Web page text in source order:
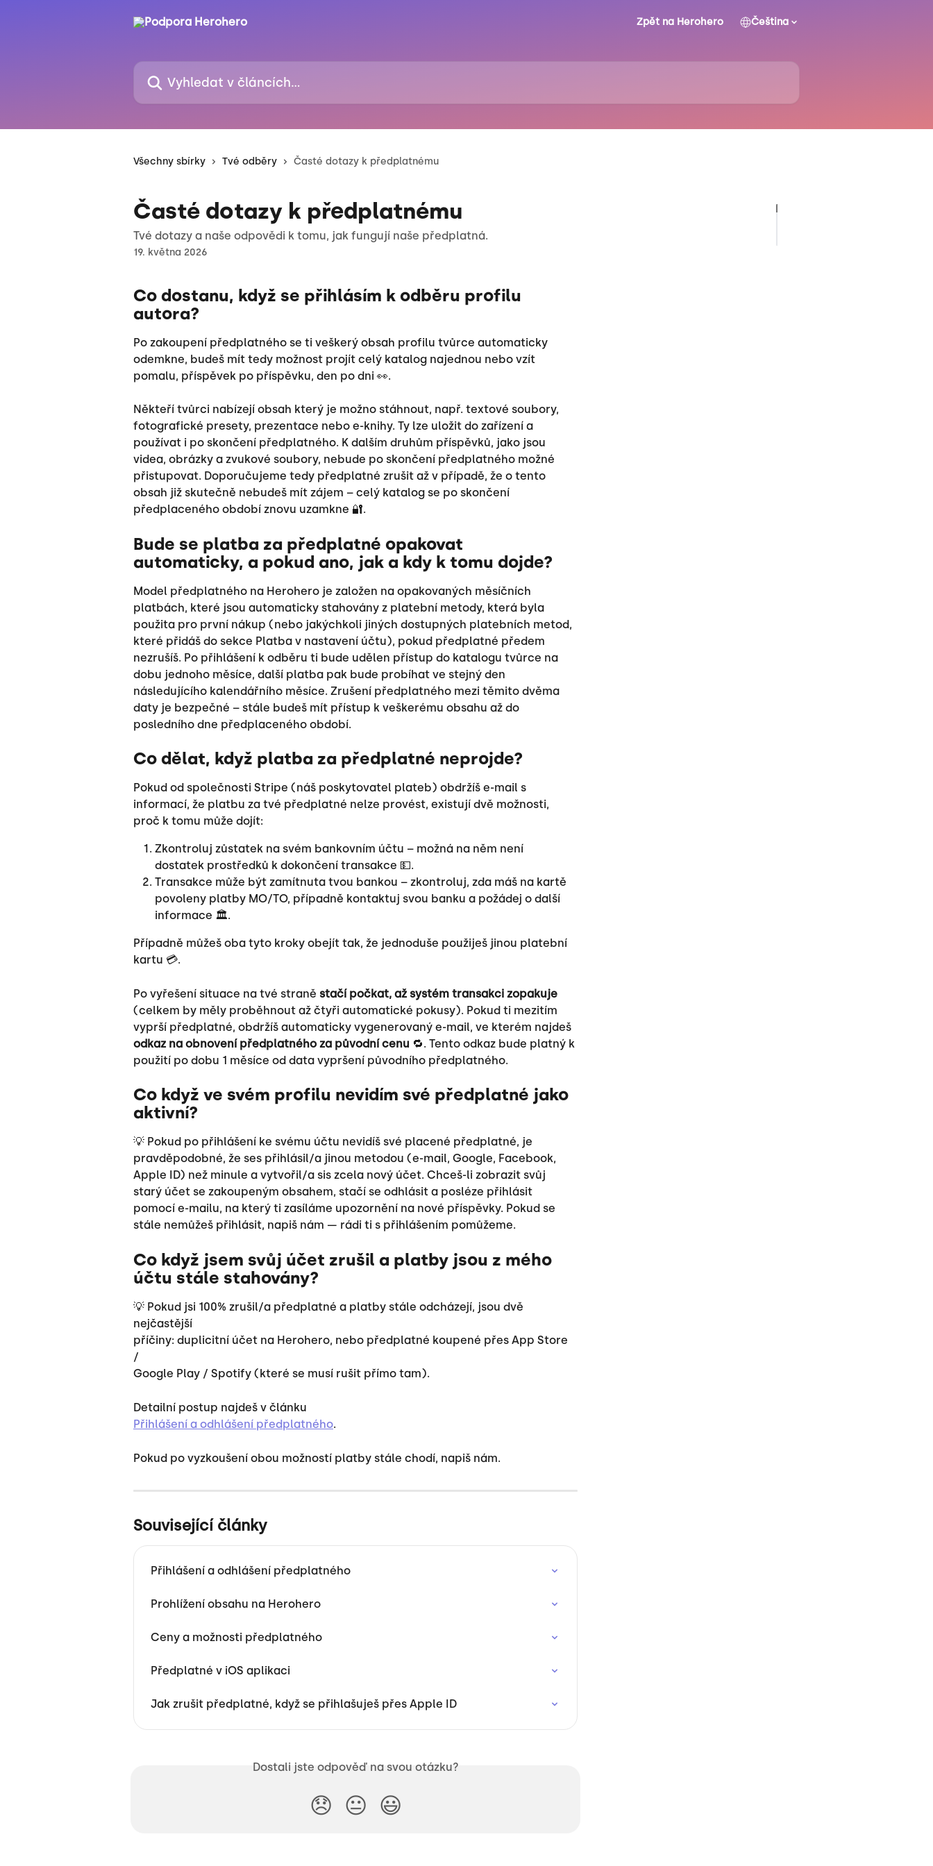
Zpět na Herohero Čeština
Vyhledat v článcích…
Všechny sbírky Tvé odběry Časté dotazy k předplatnému
Časté dotazy k předplatnému
Tvé dotazy a naše odpovědi k tomu, jak fungují naše předplatná.
19. května 2026
Co dostanu, když se přihlásím k odběru profilu
autora?
Po zakoupení předplatného se ti veškerý obsah profilu tvůrce automaticky
odemkne, budeš mít tedy možnost projít celý katalog najednou nebo vzít
pomalu, příspěvek po příspěvku, den po dni 👀.
Někteří tvůrci nabízejí obsah který je možno stáhnout, např. textové soubory,
fotografické presety, prezentace nebo e-knihy. Ty lze uložit do zařízení a
používat i po skončení předplatného. K dalším druhům příspěvků, jako jsou
videa, obrázky a zvukové soubory, nebude po skončení předplatného možné
přistupovat. Doporučujeme tedy předplatné zrušit až v případě, že o tento
obsah již skutečně nebudeš mít zájem – celý katalog se po skončení
předplaceného období znovu uzamkne 🔐.
Bude se platba za předplatné opakovat
automaticky, a pokud ano, jak a kdy k tomu dojde?
Model předplatného na Herohero je založen na opakovaných měsíčních
platbách, které jsou automaticky stahovány z platební metody, která byla
použita pro první nákup (nebo jakýchkoli jiných dostupných platebních metod,
které přidáš do sekce Platba v nastavení účtu), pokud předplatné předem
nezrušíš. Po přihlášení k odběru ti bude udělen přístup do katalogu tvůrce na
dobu jednoho měsíce, další platba pak bude probíhat ve stejný den
následujícího kalendářního měsíce. Zrušení předplatného mezi těmito dvěma
daty je bezpečné – stále budeš mít přístup k veškerému obsahu až do
posledního dne předplaceného období.
Co dělat, když platba za předplatné neprojde?
Pokud od společnosti Stripe (náš poskytovatel plateb) obdržíš e-mail s
informací, že platbu za tvé předplatné nelze provést, existují dvě možnosti,
proč k tomu může dojít:
Zkontroluj zůstatek na svém bankovním účtu – možná na něm není
dostatek prostředků k dokončení transakce 💵.
Transakce může být zamítnuta tvou bankou – zkontroluj, zda máš na kartě
povoleny platby MO/TO, případně kontaktuj svou banku a požádej o další
informace 🏛.
Případně můžeš oba tyto kroky obejít tak, že jednoduše použiješ jinou platební
kartu 💳.
Po vyřešení situace na tvé straně stačí počkat, až systém transakci zopakuje
(celkem by měly proběhnout až čtyři automatické pokusy). Pokud ti mezitím
vyprší předplatné, obdržíš automaticky vygenerovaný e-mail, ve kterém najdeš
odkaz na obnovení předplatného za původní cenu 🔁. Tento odkaz bude platný k
použití po dobu 1 měsíce od data vypršení původního předplatného.
Co když ve svém profilu nevidím své předplatné jako
aktivní?
💡 Pokud po přihlášení ke svému účtu nevidíš své placené předplatné, je
pravděpodobné, že ses přihlásil/a jinou metodou (e-mail, Google, Facebook,
Apple ID) než minule a vytvořil/a sis zcela nový účet. Chceš-li zobrazit svůj
starý účet se zakoupeným obsahem, stačí se odhlásit a posléze přihlásit
pomocí e-mailu, na který ti zasíláme upozornění na nové příspěvky. Pokud se
stále nemůžeš přihlásit, napiš nám — rádi ti s přihlášením pomůžeme.
Co když jsem svůj účet zrušil a platby jsou z mého
účtu stále stahovány?
💡 Pokud jsi 100% zrušil/a předplatné a platby stále odcházejí, jsou dvě
nejčastější
příčiny: duplicitní účet na Herohero, nebo předplatné koupené přes App Store
/
Google Play / Spotify (které se musí rušit přímo tam).
Detailní postup najdeš v článku
Přihlášení a odhlášení předplatného.
Pokud po vyzkoušení obou možností platby stále chodí, napiš nám.
Související články
Přihlášení a odhlášení předplatného
Prohlížení obsahu na Herohero
Ceny a možnosti předplatného
Předplatné v iOS aplikaci
Jak zrušit předplatné, když se přihlašuješ přes Apple ID
Dostali jste odpověď na svou otázku?
😞 😐 😃